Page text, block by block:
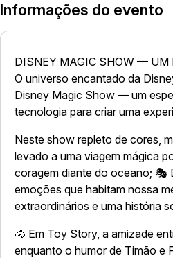
Informações do evento
DISNEY MAGIC SHOW — UM
O universo encantado da
Disney Magic Show — um
tecnologia para criar uma
Neste show repleto de cores,
levado a uma viagem mágica
coragem diante do oceano; 🎭
emoções que habitam nossa
extraordinários e uma história
🐴 Em Toy Story, a amizade
enquanto o humor de Timão e